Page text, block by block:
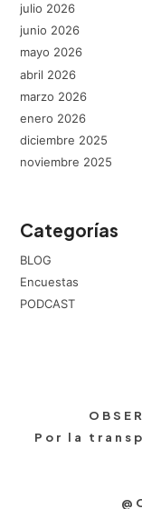
julio 2026
junio 2026
mayo 2026
abril 2026
marzo 2026
enero 2026
diciembre 2025
noviembre 2025
Categorías
BLOG
Encuestas
PODCAST
Por la